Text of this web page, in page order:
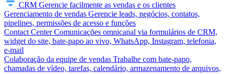
CRM Gerencie facilmente as vendas e os clientes
Gerenciamento de vendas Gerencie leads, negócios, contatos,
pipelines, permissões de acesso e funções
Contact Center Comunicações omnicanal via formulários de CRM,
widget do site, bate-papo ao vivo, WhatsApp, Instagram, telefonia,
e-mail
Colaboração da equipe de vendas Trabalhe com bate-papo,
chamadas de vídeo, tarefas, calendário, armazenamento de arquivos,